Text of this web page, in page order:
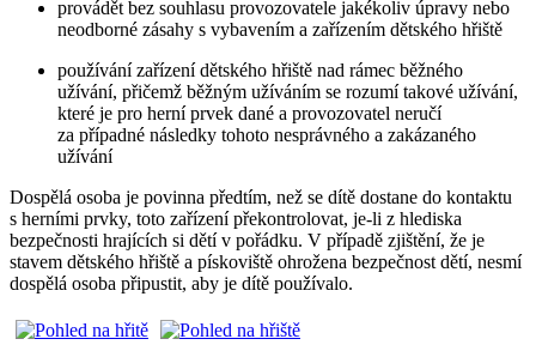
provádět bez souhlasu provozovatele jakékoliv úpravy nebo
neodborné zásahy s vybavením a zařízením dětského hřiště
používání zařízení dětského hřiště nad rámec běžného
užívání, přičemž běžným užíváním se rozumí takové užívání,
které je pro herní prvek dané a provozovatel neručí
za případné následky tohoto nesprávného a zakázaného
užívání
Dospělá osoba je povinna předtím, než se dítě dostane do kontaktu
s herními prvky, toto zařízení překontrolovat, je-li z hlediska
bezpečnosti hrajících si dětí v pořádku. V případě zjištění, že je
stavem dětského hřiště a pískoviště ohrožena bezpečnost dětí, nesmí
dospělá osoba připustit, aby je dítě používalo.